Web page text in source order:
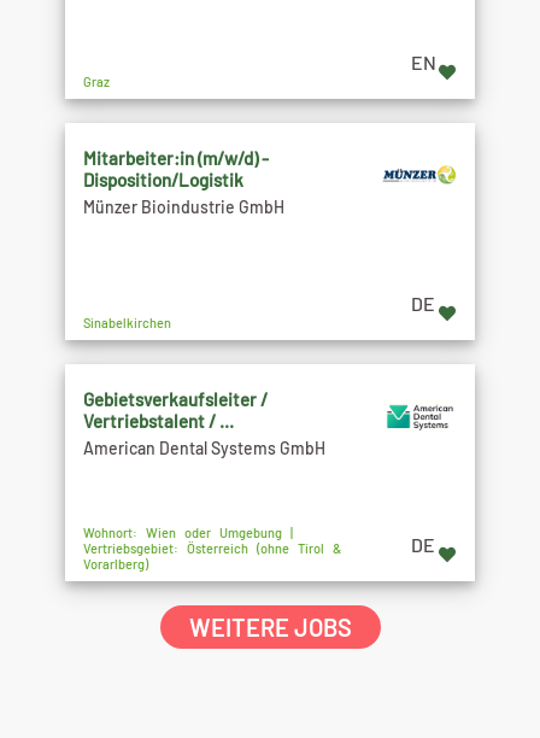
Graz
EN
Mitarbeiter:in (m/w/d) -
Disposition/Logistik
Münzer Bioindustrie GmbH
Sinabelkirchen
DE
Gebietsverkaufsleiter /
Vertriebstalent / ...
American Dental Systems GmbH
Wohnort: Wien oder Umgebung |
Vertriebsgebiet: Österreich (ohne Tirol &
Vorarlberg)
DE
WEITERE JOBS